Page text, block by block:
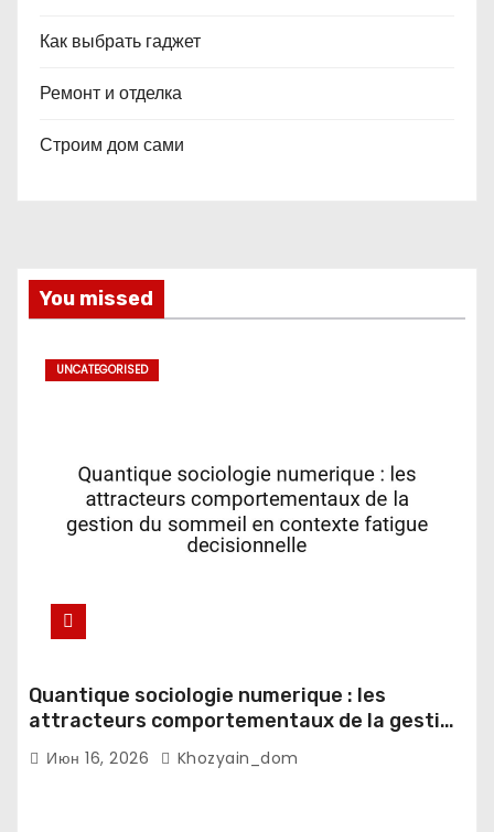
Как выбрать гаджет
Ремонт и отделка
Строим дом сами
You missed
UNCATEGORISED
Quantique sociologie numerique : les
attracteurs comportementaux de la gestion
du sommeil en contexte fatigue
decisionnelle
Июн 16, 2026 Khozyain_dom